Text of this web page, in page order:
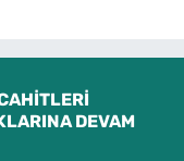
DEVAM